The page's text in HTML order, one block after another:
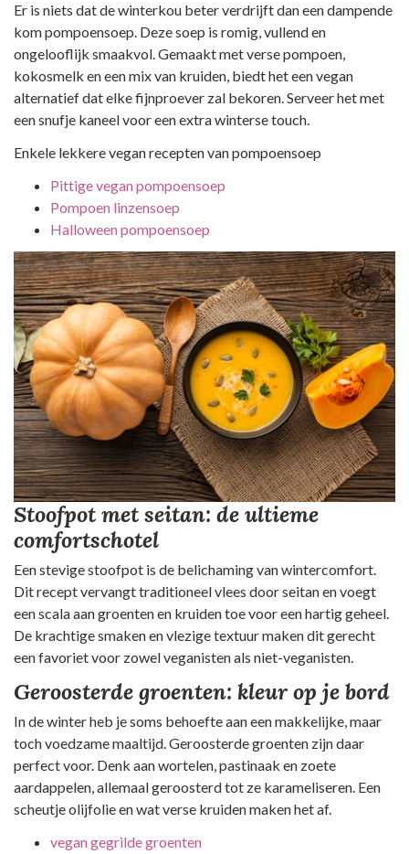
Er is niets dat de winterkou beter verdrijft dan een dampende
kom pompoensoep. Deze soep is romig, vullend en
ongelooflijk smaakvol. Gemaakt met verse pompoen,
kokosmelk en een mix van kruiden, biedt het een vegan
alternatief dat elke fijnproever zal bekoren. Serveer het met
een snufje kaneel voor een extra winterse touch.
Enkele lekkere vegan recepten van pompoensoep
Pittige vegan pompoensoep
Pompoen linzensoep
Halloween pompoensoep
Stoofpot met seitan: de ultieme
comfortschotel
Een stevige stoofpot is de belichaming van wintercomfort.
Dit recept vervangt traditioneel vlees door seitan en voegt
een scala aan groenten en kruiden toe voor een hartig geheel.
De krachtige smaken en vlezige textuur maken dit gerecht
een favoriet voor zowel veganisten als niet-veganisten.
Geroosterde groenten: kleur op je bord
In de winter heb je soms behoefte aan een makkelijke, maar
toch voedzame maaltijd. Geroosterde groenten zijn daar
perfect voor. Denk aan wortelen, pastinaak en zoete
aardappelen, allemaal geroosterd tot ze karameliseren. Een
scheutje olijfolie en wat verse kruiden maken het af.
vegan gegrilde groenten